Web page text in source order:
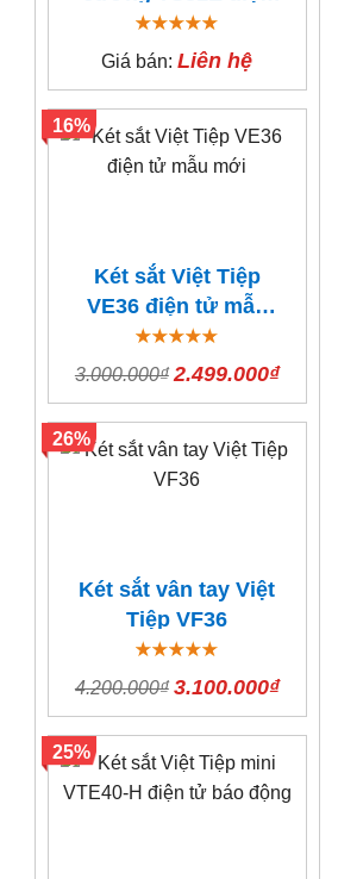
tử
Giá bán:Liên hệ
Két sắt Việt Tiệp
VE36 điện tử mẫu
mới
3.000.000₫ 2.499.000₫
16%
Két sắt vân tay Việt
Tiệp VF36
4.200.000₫ 3.100.000₫
26%
25%